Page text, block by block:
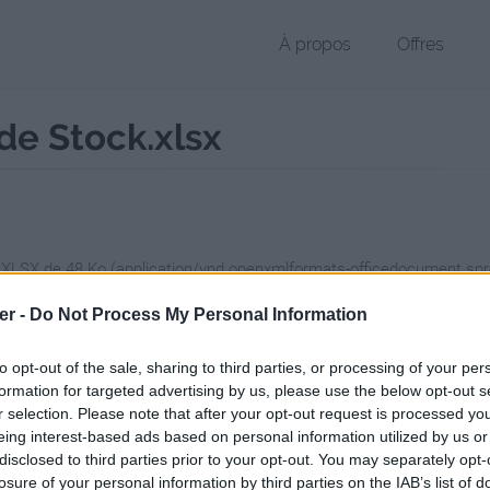
- Do Not Process My Personal Information
opt-out of the sale, sharing to third parties, or processing of your
for targeted advertising by us, please use the below opt-out
selection. Please note that after your opt-out request is processed
interest-based ads based on personal information utilized by us
to third parties prior to your opt-out. You may separately
of your personal information by third parties on the IAB’s list of
À propos Offres
Stock.xlsx
de 48 Ko (application/vnd.openxmlformats-
page de téléchargement a été vue 1016 fois depuis l'envoi du
fichier.fr/2017/07/12/a03-modele-de-suivi-de-stock/
Suivi-de-Stock.xlsx sur le